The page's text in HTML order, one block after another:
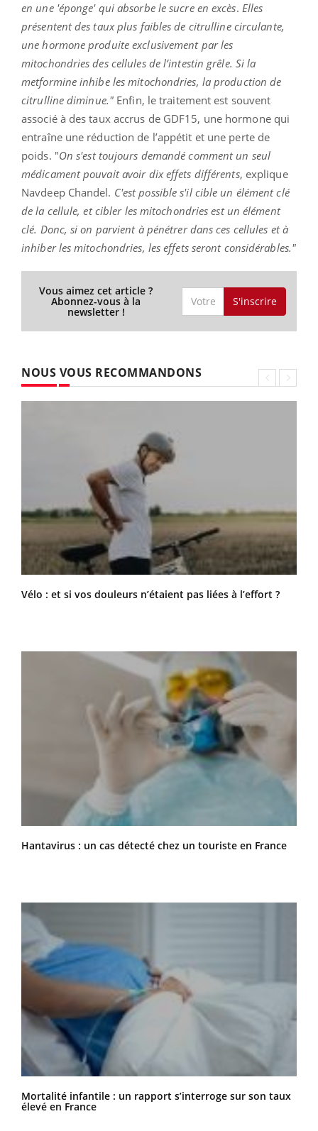
en une 'éponge' qui absorbe le sucre en excès. Elles
présentent des taux plus faibles de citrulline circulante,
une hormone produite exclusivement par les
mitochondries des cellules de l’intestin grêle. Si la
metformine inhibe les mitochondries, la production de
citrulline diminue." Enfin, le traitement est souvent
associé à des taux accrus de GDF15, une hormone qui
entraîne une réduction de l’appétit et une perte de
poids. "On s'est toujours demandé comment un seul
médicament pouvait avoir dix effets différents, explique
Navdeep Chandel. C'est possible s'il cible un élément clé
de la cellule, et cibler les mitochondries est un élément
clé. Donc, si on parvient à pénétrer dans ces cellules et à
inhiber les mitochondries, les effets seront considérables."
Vous aimez cet article ?
Abonnez-vous à la
newsletter !
S'inscrire
NOUS VOUS RECOMMANDONS
Vélo : et si vos douleurs n’étaient pas liées à l’effort ?
Hantavirus : un cas détecté chez un touriste en France
Mortalité infantile : un rapport s’interroge sur son taux
élevé en France